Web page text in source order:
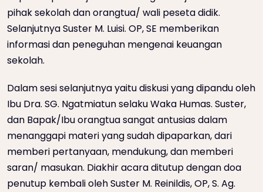
pihak sekolah dan orangtua/ wali peseta didik.
Selanjutnya Suster M. Luisi. OP, SE memberikan
informasi dan peneguhan mengenai keuangan
sekolah.
Dalam sesi selanjutnya yaitu diskusi yang dipandu oleh
Ibu Dra. SG. Ngatmiatun selaku Waka Humas. Suster,
dan Bapak/Ibu orangtua sangat antusias dalam
menanggapi materi yang sudah dipaparkan, dari
memberi pertanyaan, mendukung, dan memberi
saran/ masukan. Diakhir acara ditutup dengan doa
penutup kembali oleh Suster M. Reinildis, OP, S. Ag.